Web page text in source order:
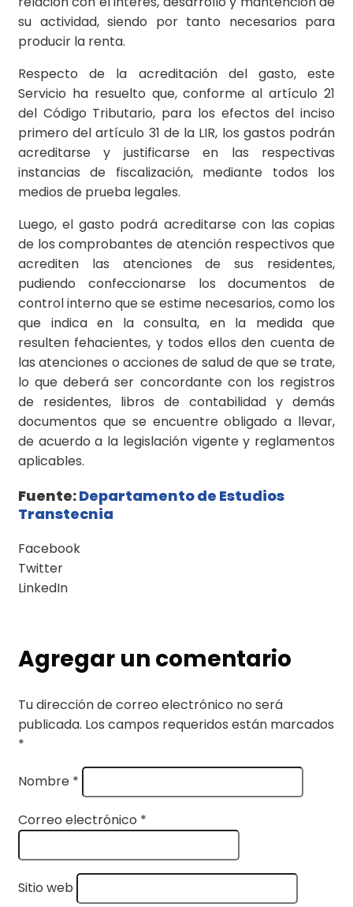
su actividad, siendo por tanto necesarios para
producir la renta.
Respecto de la acreditación del gasto, este
Servicio ha resuelto que, conforme al artículo 21
del Código Tributario, para los efectos del inciso
primero del artículo 31 de la LIR, los gastos podrán
acreditarse y justificarse en las respectivas
instancias de fiscalización, mediante todos los
medios de prueba legales.
Luego, el gasto podrá acreditarse con las copias
de los comprobantes de atención respectivos que
acrediten las atenciones de sus residentes,
pudiendo confeccionarse los documentos de
control interno que se estime necesarios, como los
que indica en la consulta, en la medida que
resulten fehacientes, y todos ellos den cuenta de
las atenciones o acciones de salud de que se trate,
lo que deberá ser concordante con los registros
de residentes, libros de contabilidad y demás
documentos que se encuentre obligado a llevar,
de acuerdo a la legislación vigente y reglamentos
aplicables.
Fuente:Departamento de Estudios
Transtecnia
Facebook
Twitter
LinkedIn
Agregar un comentario
Tu dirección de correo electrónico no será
publicada. Los campos requeridos están marcados
*
Nombre *
Correo electrónico *
Sitio web